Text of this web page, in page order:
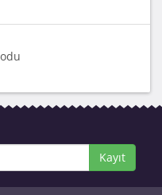
Kayıt